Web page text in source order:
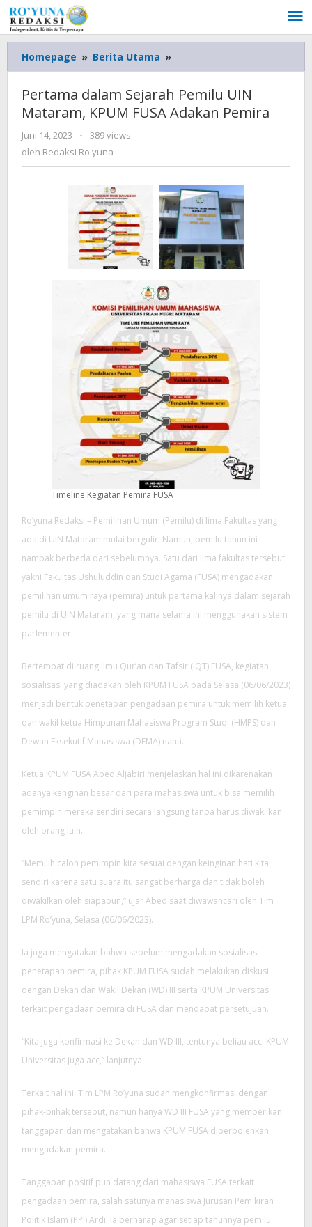
Lewati
ke
konten
Homepage » Berita Utama »
dalam
Pemilu
UIN
Pemira
Pertama dalam Sejarah Pemilu UIN
Mataram, KPUM FUSA Adakan Pemira
Juni 14, 2023
oleh
Redaksi
Ro'yuna
-
389 views
oleh Redaksi Ro'yuna
Timeline Kegiatan Pemira FUSA
Ro’yuna Redaksi – Pemilihan Umum (Pemilu) di lima Fakultas yang
ada di UIN Mataram mulai bergulir. Namun, pemilu tahun ini
nampak berbeda dari sebelumnya. Satu dari lima fakultas tersebut
yakni Fakultas Ushuluddin dan Studi Agama (FUSA) mengadakan
pemilihan umum raya (pemira) untuk pertama kalinya dalam sejarah
pemilu di UIN Mataram, yang mana selama ini menggunakan sistem
parlementer.
Bertempat di ruang Ilmu Qur’an dan Tafsir (IQT) FUSA, kegiatan
sosialisasi yang diadakan oleh KPUM FUSA pada Selasa (06/06/2023)
menjadi bentuk penetapan pengadaan pemira untuk memilih ketua
dan wakil ketua Himpunan Mahasiswa Program Studi (HMPS) dan
Dewan Eksekutif Mahasiswa (DEMA) nanti.
Ketua KPUM FUSA Abed Aljabiri menjelaskan hal ini dikarenakan
adanya kenginan besar dari para mahasiswa untuk bisa memilih
pemimpin mereka sendiri secara langsung tanpa harus diwakilkan
oleh orang lain.
“Memilih calon pemimpin kita sesuai dengan keinginan hati kita
sendiri karena satu suara itu sangat berharga dan tidak boleh
diwakilkan oleh siapapun,” ujar Abed saat diwawancari oleh Tim
LPM Ro’yuna, Selasa (06/06/2023).
Ia juga mengatakan bahwa sebelum mengadakan sosialisasi
penetapan pemira, pihak KPUM FUSA sudah melakukan diskusi
dengan Dekan dan Wakil Dekan (WD) III serta KPUM Universitas
terkait pengadaan pemira di FUSA dan mendapat persetujuan.
“Kita juga konfirmasi ke Dekan dan WD III, tentunya beliau acc. KPUM
Universitas juga acc,” lanjutnya.
Terkait hal ini, Tim LPM Ro’yuna sudah mengkonfirmasi dengan
pihak-piihak tersebut, namun hanya WD III FUSA yang memberikan
tanggapan dan mengatakan bahwa KPUM FUSA diperbolehkan
mengadakan pemira.
Tanggapan positif pun datang dari mahasiswa FUSA terkait
pengadaan pemira, salah satunya mahasiswa Jurusan Pemikiran
Politik Islam (PPI) Ardi. Ia berharap agar setiap tahunnya pemilu